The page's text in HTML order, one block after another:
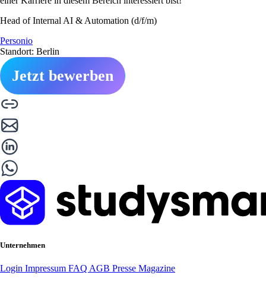
Head of Internal AI & Automation (d/f/m)
Personio
Standort: Berlin
Jetzt bewerben
Unternehmen
Login Impressum FAQ AGB Presse Magazine